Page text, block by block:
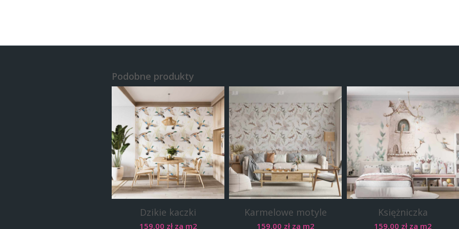
Podobne produkty
Dzikie kaczki
159.00 złza m2
Karmelowe motyle
159.00 złza m2
Księżniczka
159.00 zł za m2